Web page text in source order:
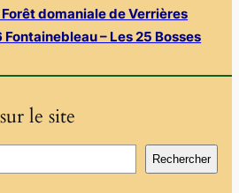
domaniale de Verrières
– Les 25 Bosses
le site
Rechercher